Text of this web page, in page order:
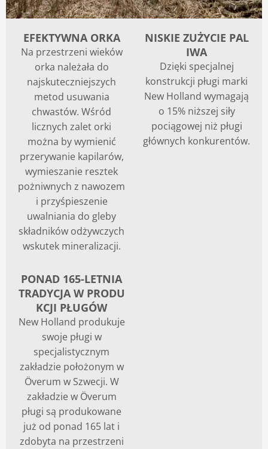
EFEKTYWNA ORKA
Na przestrzeni wieków
orka należała do
najskuteczniejszych
metod usuwania
chwastów. Wśród
licznych zalet orki
można by wymienić
przerywanie kapilarów,
wymieszanie resztek
pożniwnych z nawozem
i przyśpieszenie
uwalniania do gleby
składników odżywczych
wskutek mineralizacji.
NISKIE ZUŻYCIE PAL
IWA
Dzięki specjalnej
konstrukcji pługi marki
New Holland wymagają
o 15% niższej siły
pociągowej niż pługi
głównych konkurentów.
PONAD 165-LETNIA
TRADYCJA W PRODU
KCJI PŁUGÓW
New Holland produkuje
swoje pługi w
specjalistycznym
zakładzie położonym w
Överum w Szwecji. W
zakładzie w Överum
pługi są produkowane
już od ponad 165 lat i
zdobyta na przestrzeni
Blog